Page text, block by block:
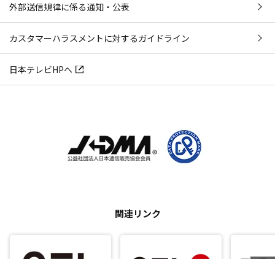
外部送信規律に係る通知・公表
カスタマーハラスメントに対するガイドライン
日本テレビHPへ
関連リンク